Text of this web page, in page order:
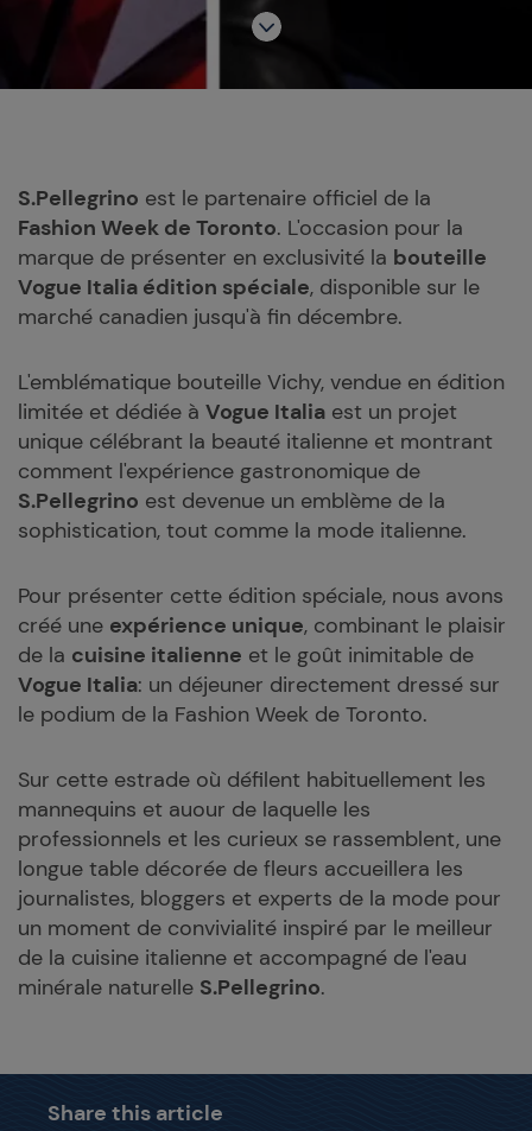
S.Pellegrino est le partenaire officiel de la
Fashion Week de Toronto. L'occasion pour la
marque de présenter en exclusivité la bouteille
Vogue Italia édition spéciale, disponible sur le
marché canadien jusqu'à fin décembre.
L'emblématique bouteille Vichy, vendue en édition
limitée et dédiée à Vogue Italia est un projet
unique célébrant la beauté italienne et montrant
comment l'expérience gastronomique de
S.Pellegrino est devenue un emblème de la
sophistication, tout comme la mode italienne.
Pour présenter cette édition spéciale, nous avons
créé une expérience unique, combinant le plaisir
de la cuisine italienne et le goût inimitable de
Vogue Italia: un déjeuner directement dressé sur
le podium de la Fashion Week de Toronto.
Sur cette estrade où défilent habituellement les
mannequins et auour de laquelle les
professionnels et les curieux se rassemblent, une
longue table décorée de fleurs accueillera les
journalistes, bloggers et experts de la mode pour
un moment de convivialité inspiré par le meilleur
de la cuisine italienne et accompagné de l'eau
minérale naturelle S.Pellegrino.
Share this article